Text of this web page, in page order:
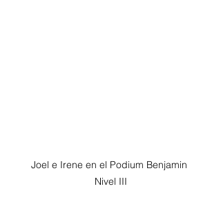
Joel e Irene en el Podium Benjamin
Nivel III